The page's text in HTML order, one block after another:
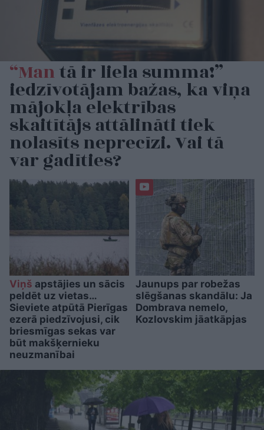
“Mantā ir liela summa!”
iedzīvotājam bažas, ka viņa
mājokļa elektrības
skaitītājs attālināti tiek
nolasīts neprecīzi. Vai tā
var gadīties?
Viņš apstājies un sācis
peldēt uz vietas…
Sieviete atpūtā Pierīgas
ezerā piedzīvojusi, cik
briesmīgas sekas var
būt makšķernieku
neuzmanībai
Jaunups par robežas
slēgšanas skandālu: Ja
Dombrava nemelo,
Kozlovskim jāatkāpjas